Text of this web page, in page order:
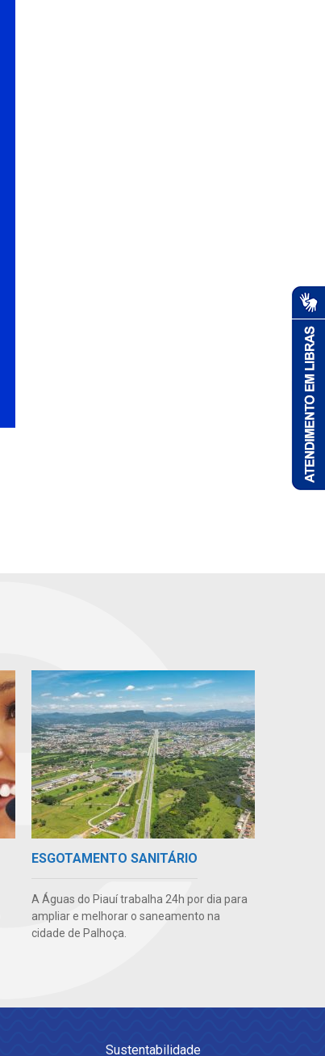
ESGOTAMENTO SANITÁRIO
A Águas do Piauí trabalha 24h por dia para
ampliar e melhorar o saneamento na
cidade de Palhoça.
Sustentabilidade